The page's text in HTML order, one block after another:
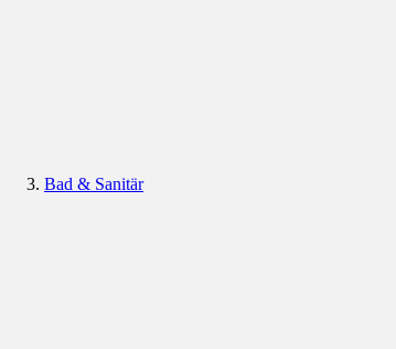
Bad & Sanitär